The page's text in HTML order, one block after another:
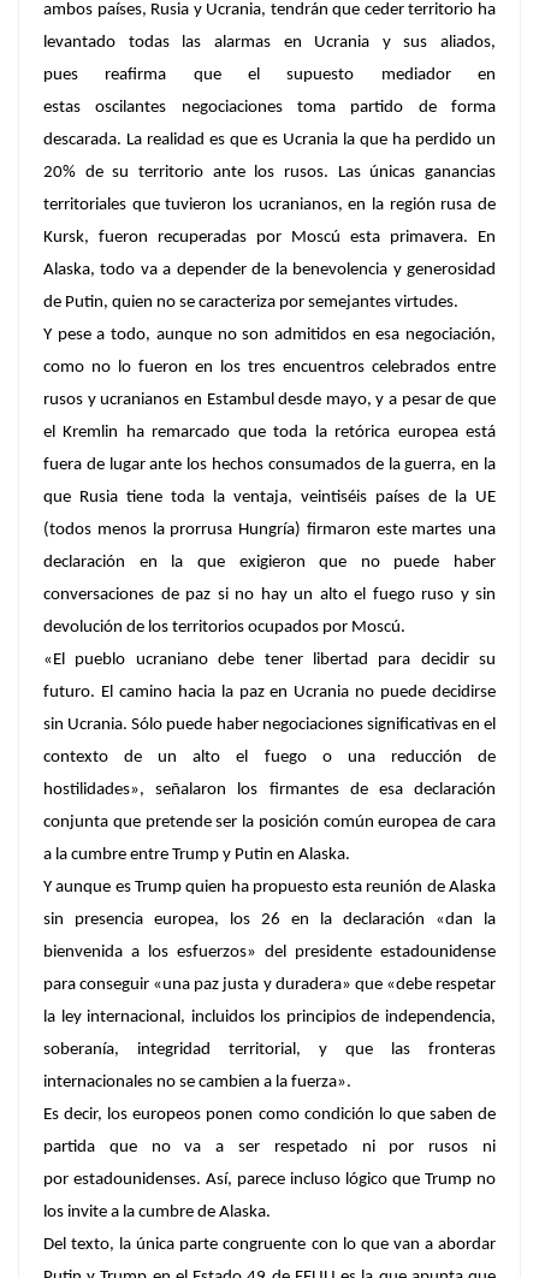
ambos países, Rusia y Ucrania, tendrán que ceder territorio ha
levantado todas las alarmas en Ucrania y sus aliados,
pues reafirma que el supuesto mediador en
estas oscilantes negociaciones toma partido de forma
descarada. La realidad es que es Ucrania la que ha perdido un
20% de su territorio ante los rusos. Las únicas ganancias
territoriales que tuvieron los ucranianos, en la región rusa de
Kursk, fueron recuperadas por Moscú esta primavera. En
Alaska, todo va a depender de la benevolencia y generosidad
de Putin, quien no se caracteriza por semejantes virtudes.
Y pese a todo, aunque no son admitidos en esa negociación,
como no lo fueron en los tres encuentros celebrados entre
rusos y ucranianos en Estambul desde mayo, y a pesar de que
el Kremlin ha remarcado que toda la retórica europea está
fuera de lugar ante los hechos consumados de la guerra, en la
que Rusia tiene toda la ventaja, veintiséis países de la UE
(todos menos la prorrusa Hungría) firmaron este martes una
declaración en la que exigieron que no puede haber
conversaciones de paz si no hay un alto el fuego ruso y sin
devolución de los territorios ocupados por Moscú.
«El pueblo ucraniano debe tener libertad para decidir su
futuro. El camino hacia la paz en Ucrania no puede decidirse
sin Ucrania. Sólo puede haber negociaciones significativas en el
contexto de un alto el fuego o una reducción de
hostilidades», señalaron los firmantes de esa declaración
conjunta que pretende ser la posición común europea de cara
a la cumbre entre Trump y Putin en Alaska.
Y aunque es Trump quien ha propuesto esta reunión de Alaska
sin presencia europea, los 26 en la declaración «dan la
bienvenida a los esfuerzos» del presidente estadounidense
para conseguir «una paz justa y duradera» que «debe respetar
la ley internacional, incluidos los principios de independencia,
soberanía, integridad territorial, y que las fronteras
internacionales no se cambien a la fuerza».
Es decir, los europeos ponen como condición lo que saben de
partida que no va a ser respetado ni por rusos ni
por estadounidenses. Así, parece incluso lógico que Trump no
los invite a la cumbre de Alaska.
Del texto, la única parte congruente con lo que van a abordar